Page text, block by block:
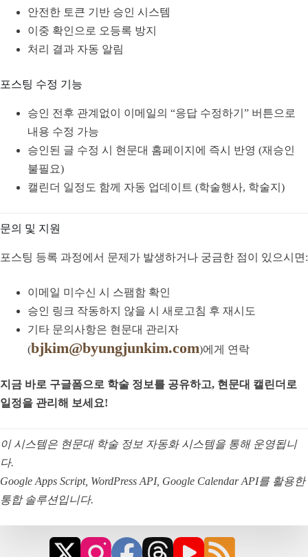
안전한 토큰 기반 승인 시스템
이중 확인으로 오등록 방지
처리 결과 자동 알림
포스팅 수정 기능
승인 전후 관계없이 이메일의 “응답 수정하기” 버튼으로
내용 수정 가능
승인된 글 수정 시 현문대 홈페이지에 즉시 반영 (재승인
불필요)
캘린더 일정도 함께 자동 업데이트 (학술행사, 학술지)
문의 및 지원
포스팅 등록 과정에서 문제가 발생하거나 궁금한 점이 있으시면:
이메일 미수신 시 스팸함 확인
승인 링크 작동하지 않을 시 새로고침 후 재시도
기타 문의사항은 현문대 관리자
(bjkim@byungjunkim.com)에게 연락
지금 바로 구글폼으로 학술 정보를 공유하고, 현문대 캘린더로
일정을 관리해 보세요!
이 시스템은 현문대 학술 정보 자동화 시스템을 통해 운영됩니
다.
Google Apps Script, WordPress API, Google Calendar API를 활용한
통합 솔루션입니다.